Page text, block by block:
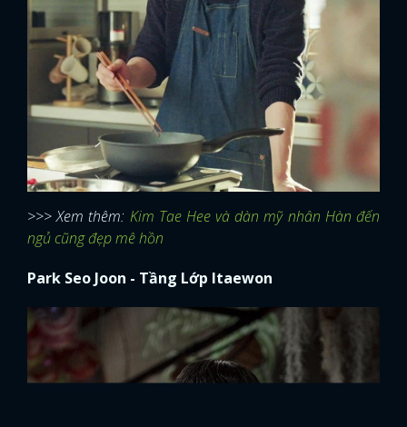
>>> Xem thêm: Kim Tae Hee và dàn mỹ nhân Hàn đến
ngủ cũng đẹp mê hồn
Park Seo Joon - Tầng Lớp Itaewon